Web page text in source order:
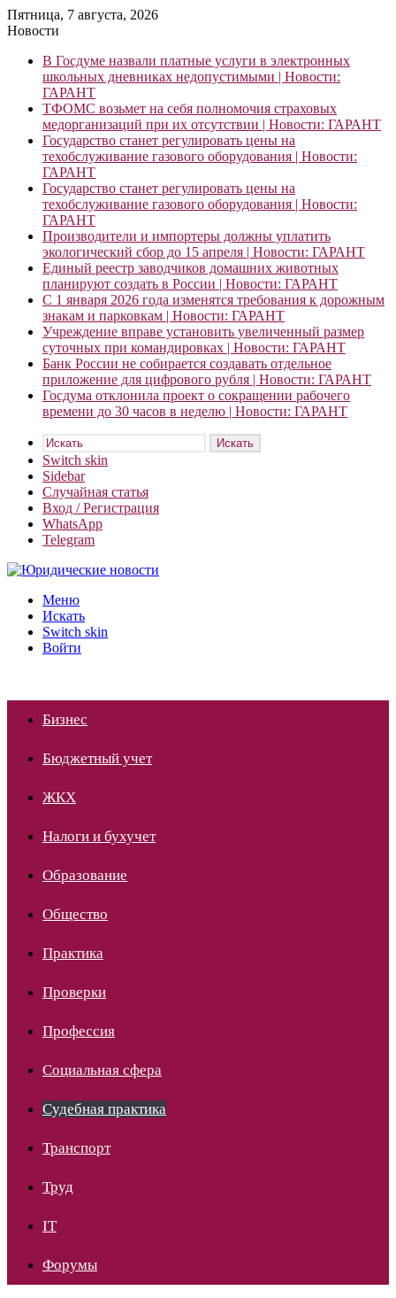
Пятница, 7 августа, 2026
Новости
В Госдуме назвали платные услуги в электронных
школьных дневниках недопустимыми | Новости:
ГАРАНТ
ТФОМС возьмет на себя полномочия страховых
медорганизаций при их отсутствии | Новости: ГАРАНТ
Государство станет регулировать цены на
техобслуживание газового оборудования | Новости:
ГАРАНТ
Государство станет регулировать цены на
техобслуживание газового оборудования | Новости:
ГАРАНТ
Производители и импортеры должны уплатить
экологический сбор до 15 апреля | Новости: ГАРАНТ
Единый реестр заводчиков домашних животных
планируют создать в России | Новости: ГАРАНТ
С 1 января 2026 года изменятся требования к дорожным
знакам и парковкам | Новости: ГАРАНТ
Учреждение вправе установить увеличенный размер
суточных при командировках | Новости: ГАРАНТ
Банк России не собирается создавать отдельное
приложение для цифрового рубля | Новости: ГАРАНТ
Госдума отклонила проект о сокращении рабочего
времени до 30 часов в неделю | Новости: ГАРАНТ
Искать
Switch skin
Sidebar
Случайная статья
Вход / Регистрация
WhatsApp
Telegram
Меню
Искать
Switch skin
Войти
Бизнес
Бюджетный учет
ЖКХ
Налоги и бухучет
Образование
Общество
Практика
Проверки
Профессия
Социальная сфера
Судебная практика
Транспорт
Труд
IT
Форумы